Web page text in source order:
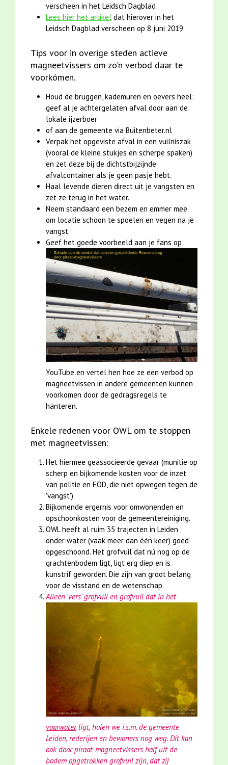
verscheen in het Leidsch Dagblad
Lees hier het artikel dat hierover in het
Leidsch Dagblad verscheen op 8 juni 2019
Tips voor in overige steden actieve
magneetvissers om zo'n verbod daar te
voorkómen.
Houd de bruggen, kademuren en oevers heel:
geef al je achtergelaten afval door aan de
lokale ijzerboer
of aan de gemeente via Buitenbeter.nl
Verpak het opgeviste afval in een vuilniszak
(vooral de kleine stukjes en scherpe spaken)
en zet deze bij de dichtstbijzijnde
afvalcontainer als je geen pasje hebt.
Haal levende dieren direct uit je vangsten en
zet ze terug in het water.
Neem standaard een bezem en emmer mee
om locatie schoon te spoelen en vegen na je
vangst.
Geef het goede voorbeeld aan je fans op
YouTube en vertel hen hoe ze een verbod op
magneetvissen in andere gemeenten kunnen
voorkomen door de gedragsregels te
hanteren.
Enkele redenen voor OWL om te stoppen
met magneetvissen:
Het hiermee geassocieerde gevaar (munitie op
scherp en bijkomende kosten voor de inzet
van politie en EOD, die niet opwegen tegen de
'vangst').
Bijkomende ergernis voor omwonenden en
opschoonkosten voor de gemeentereiniging.
OWL heeft al ruim 35 trajecten in Leiden
onder water (vaak meer dan één keer) goed
opgeschoond. Het grofvuil dat nú nog op de
grachtenbodem ligt, ligt erg diep en is
kunstrif geworden. Die zijn van groot belang
voor de visstand en de wetenschap.
Alleen 'vers' grofvuil en grofvuil dat in het
vaarwaterligt, halen we i.s.m. de gemeente
Leiden, rederijen en bewoners nog weg. Dit kan
ook door piraat-magneetvissers half uit de
bodem opgetrokken grofvuil zijn, dat zij